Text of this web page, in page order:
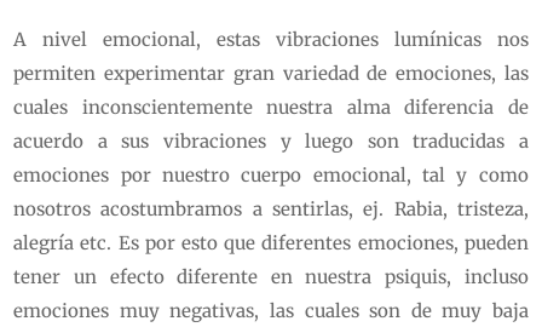
A nivel emocional, estas vibraciones lumínicas nos
permiten experimentar gran variedad de emociones, las
cuales inconscientemente nuestra alma diferencia de
acuerdo a sus vibraciones y luego son traducidas a
emociones por nuestro cuerpo emocional, tal y como
nosotros acostumbramos a sentirlas, ej. Rabia, tristeza,
alegría etc. Es por esto que diferentes emociones, pueden
tener un efecto diferente en nuestra psiquis, incluso
emociones muy negativas, las cuales son de muy baja